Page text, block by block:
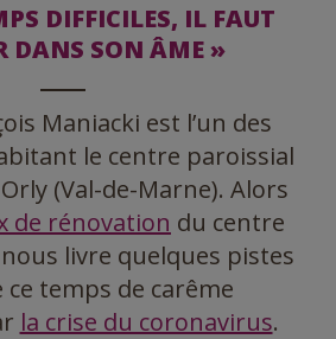
DIFFICILES, IL FAUT
DANS SON ÂME »
Maniacki est l’un des
le centre paroissial
(Val-de-Marne). Alors
de rénovation du centre
livre quelques pistes
temps de carême
la crise du coronavirus.